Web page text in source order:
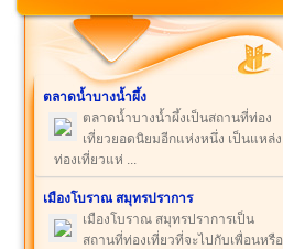
ตลาดน้ำบางน้ำผึ้ง
ตลาดน้ำบางน้ำผึ้งเป็นสถานที่ท่อง
เที่ยวยอดนิยมอีกแห่งหนึ่ง เป็นแหล่ง
ท่องเที่ยวแห่ ...
เมืองโบราณ สมุทรปราการ
เมืองโบราณ สมุทรปราการเป็น
สถานที่ท่องเที่ยวที่จะไปกับเพื่อนหรือ